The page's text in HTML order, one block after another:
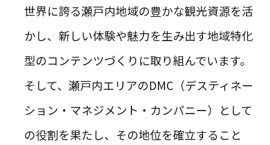
世界に誇る瀬戸内地域の豊かな観光資源を活
かし、新しい体験や魅力を生み出す地域特化
型のコンテンツづくりに取り組んでいます。
そして、瀬戸内エリアのDMC（デスティネー
ション・マネジメント・カンパニー）として
の役割を果たし、その地位を確立すること